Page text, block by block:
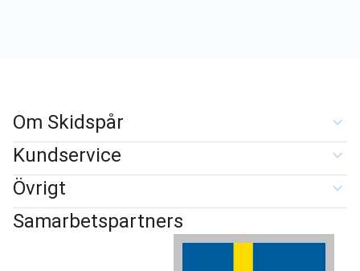
Om Skidspår
Kundservice
Övrigt
Samarbetspartners